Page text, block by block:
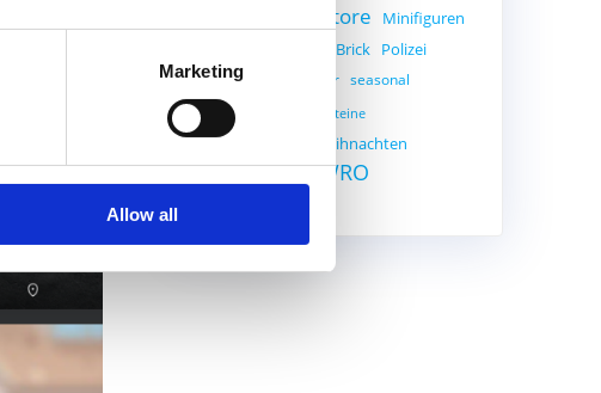
Marketing
Allow all
Legostore Minifiguren
Pick a Brick Polizei
Promotion Roboter seasonal
Star Wars Steine
The Simpsons Weihnachten
Weltraum WRO